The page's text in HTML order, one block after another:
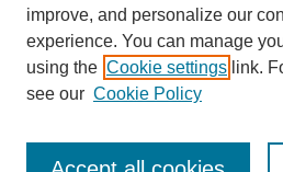
Advanced Search | بحث متقدم
ISSN:
improve, and personalize our
experience. You can manage
using the Cookie settings link.
see our Cookie Policy